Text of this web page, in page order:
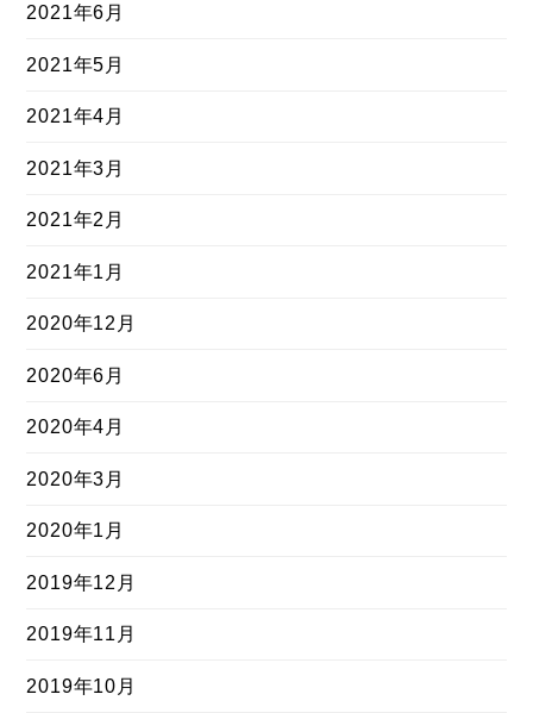
2021年6月
2021年5月
2021年4月
2021年3月
2021年2月
2021年1月
2020年12月
2020年6月
2020年4月
2020年3月
2020年1月
2019年12月
2019年11月
2019年10月